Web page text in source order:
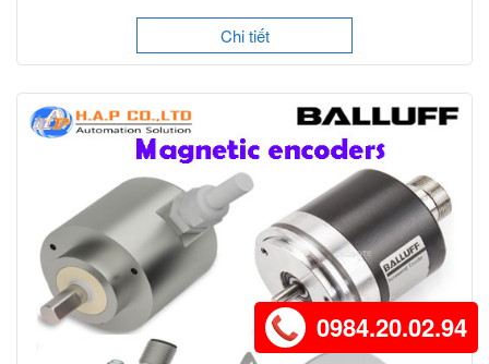
Chi tiết
0984.20.02.94